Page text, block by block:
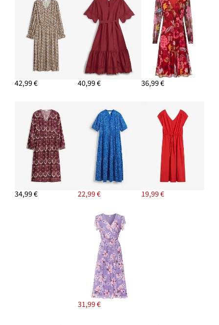
42,99 € 40,99 € 36,99 €
34,99 € 22,99 € 19,99 €
31,99 €